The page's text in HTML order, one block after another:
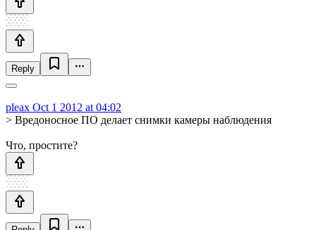
Reply
pleax Oct 1 2012 at 04:02
> Вредоносное ПО делает снимки камеры наблюдения
Что, простите?